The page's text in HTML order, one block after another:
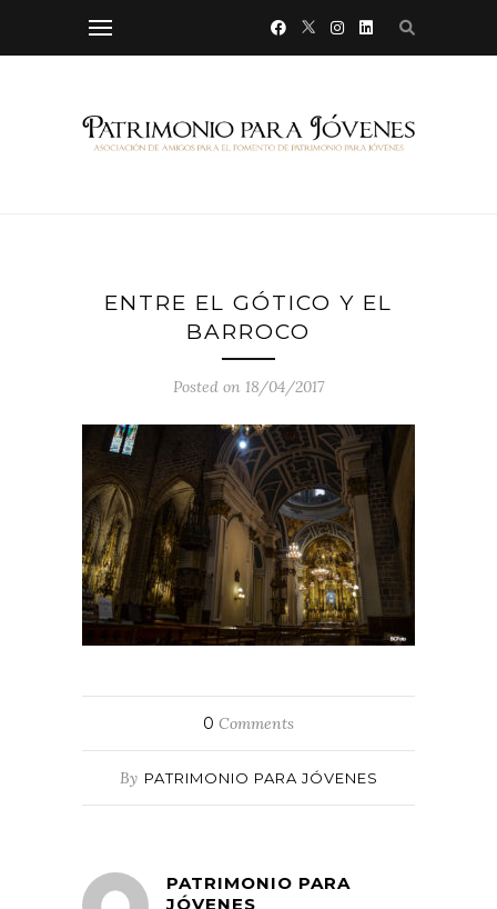
ENTRE EL GÓTICO Y EL
BARROCO
Posted on 18/04/2017
0 Comments
By PATRIMONIO PARA JÓVENES
PATRIMONIO PARA
JÓVENES